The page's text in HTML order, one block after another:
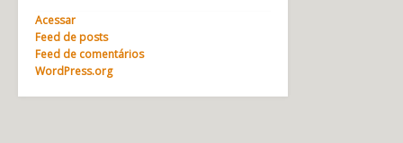
Acessar
Feed de posts
Feed de comentários
WordPress.org